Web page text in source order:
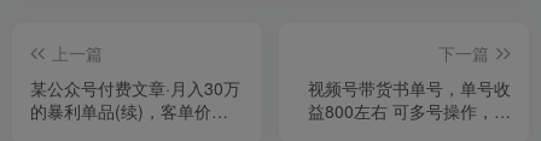
上一篇
某公众号付费文章·月入30万
的暴利单品(续)，客单价三
下一篇
视频号带货书单号，单号收
益800左右 可多号操作，长